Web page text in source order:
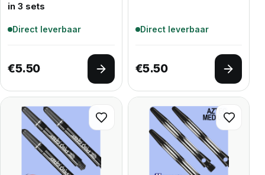
in 3 sets
Direct leverbaar
€5.50
Opties selecteren
Direct leverbaar
€5.50
Opties